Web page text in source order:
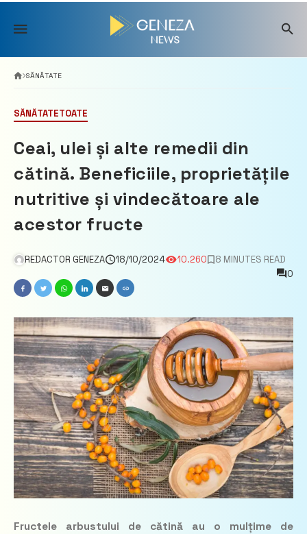
Skip
content
SĂNĂTATE
SĂNĂTATETOATE
Ceai, ulei și alte remedii din
cătină. Beneficiile, proprietățile
nutritive și vindecătoare ale
acestor fructe
REDACTOR GENEZA 18/10/2024 10.260
8 MINUTES READ
0
Fructele arbustului de cătină au o mulțime de